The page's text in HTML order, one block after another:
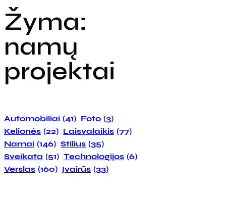
Žyma:
namų
projektai
Automobiliai (41) Foto (3)
Kelionės (22) Laisvalaikis (77)
Namai (146) Stilius (35)
Sveikata (51) Technologijos (6)
Verslas (160) Įvairūs (33)